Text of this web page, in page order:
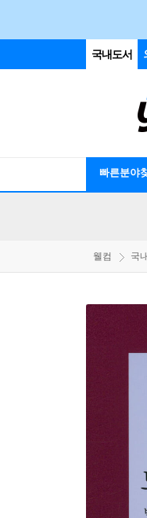
국내도서
빠른분야
웰컴 국